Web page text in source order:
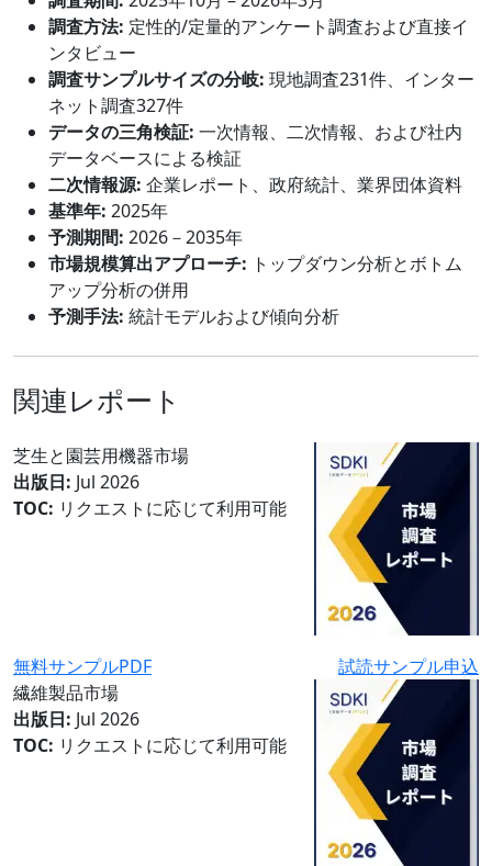
調査方法: 定性的/定量的アンケート調査および直接イ
ンタビュー
調査サンプルサイズの分岐: 現地調査231件、インター
ネット調査327件
データの三角検証: 一次情報、二次情報、および社内
データベースによる検証
二次情報源: 企業レポート、政府統計、業界団体資料
基準年: 2025年
予測期間: 2026－2035年
市場規模算出アプローチ: トップダウン分析とボトム
アップ分析の併用
予測手法: 統計モデルおよび傾向分析
関連レポート
芝生と園芸用機器市場
出版日: Jul 2026
TOC: リクエストに応じて利用可能
無料サンプルPDF
試読サンプル申込
繊維製品市場
出版日: Jul 2026
TOC: リクエストに応じて利用可能